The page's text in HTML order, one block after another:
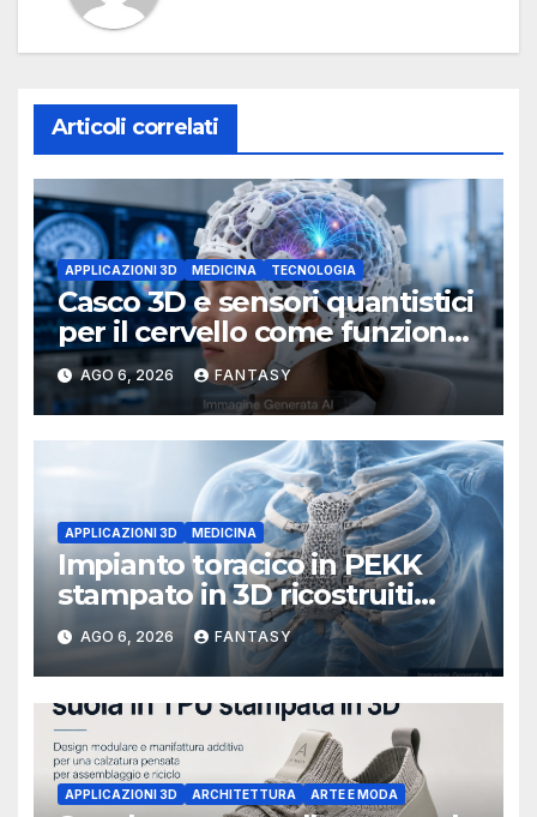
Articoli correlati
APPLICAZIONI 3D MEDICINA TECNOLOGIA
Casco 3D e sensori quantistici
per il cervello come funziona
l’OPM-MEG
AGO 6, 2026 FANTASY
APPLICAZIONI 3D MEDICINA
Impianto toracico in PEKK
stampato in 3D ricostruiti
sterno e costole dopo un
tumore raro
AGO 6, 2026 FANTASY
APPLICAZIONI 3D ARCHITETTURA ARTE E MODA